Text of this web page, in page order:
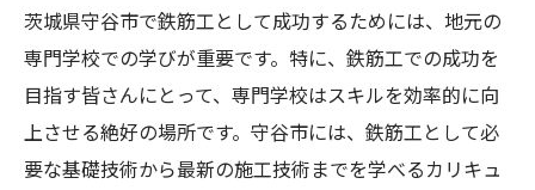
茨城県守谷市で鉄筋工として成功するためには、地元の
専門学校での学びが重要です。特に、鉄筋工での成功を
目指す皆さんにとって、専門学校はスキルを効率的に向
上させる絶好の場所です。守谷市には、鉄筋工として必
要な基礎技術から最新の施工技術までを学べるカリキュ